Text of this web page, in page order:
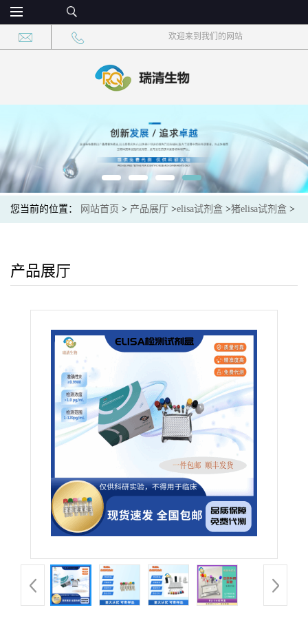
欢迎来到我们的网站
您当前的位置： 网站首页 > 产品展厅 >elisa试剂盒 >猪elisa试剂盒 >
产品展厅